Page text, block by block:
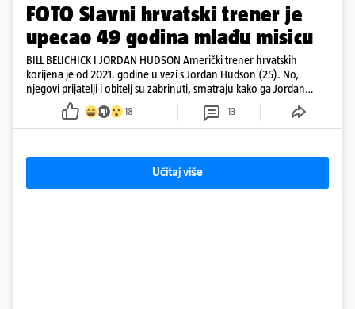
FOTO Slavni hrvatski trener je
upecao 49 godina mlađu misicu
BILL BELICHICK I JORDAN HUDSON Američki trener hrvatskih
korijena je od 2021. godine u vezi s Jordan Hudson (25). No,
njegovi prijatelji i obitelj su zabrinuti, smatraju kako ga Jordan
kontrolira
18 13
Učitaj više